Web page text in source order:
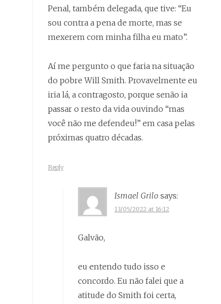
Penal, também delegada, que tive: “Eu
sou contra a pena de morte, mas se
mexerem com minha filha eu mato”.
Aí me pergunto o que faria na situação
do pobre Will Smith. Provavelmente eu
iria lá, a contragosto, porque senão ia
passar o resto da vida ouvindo “mas
você não me defendeu!” em casa pelas
próximas quatro décadas.
Reply
Ismael Grilo says:
13/05/2022 at 16:12
Galvão,
eu entendo tudo isso e
concordo. Eu não falei que a
atitude do Smith foi certa,